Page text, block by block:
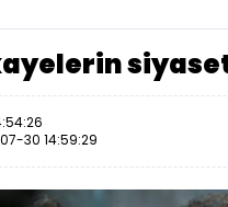
30 14:59:29